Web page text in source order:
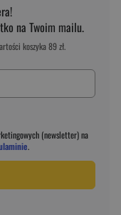
na Twoim mailu.
koszyka 89 zł.
(newsletter) na
.